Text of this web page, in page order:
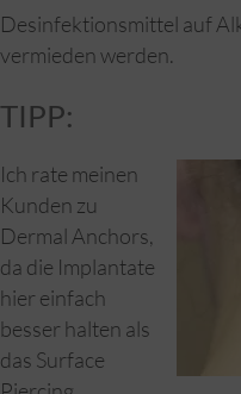
Desinfektionsmittel auf
vermieden werden.
TIPP:
Ich rate meinen
Kunden zu
Dermal Anchors,
da die Implantate
hier einfach
besser halten als
das Surface